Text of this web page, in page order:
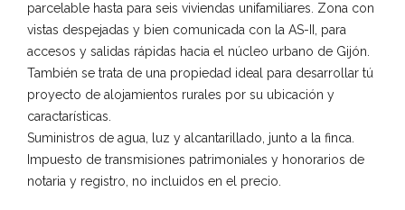
parcelable hasta para seis viviendas unifamiliares. Zona con
vistas despejadas y bien comunicada con la AS-II, para
accesos y salidas rápidas hacia el núcleo urbano de Gijón.
También se trata de una propiedad ideal para desarrollar tú
proyecto de alojamientos rurales por su ubicación y
caractarísticas.
Suministros de agua, luz y alcantarillado, junto a la finca.
Impuesto de transmisiones patrimoniales y honorarios de
notaria y registro, no incluidos en el precio.